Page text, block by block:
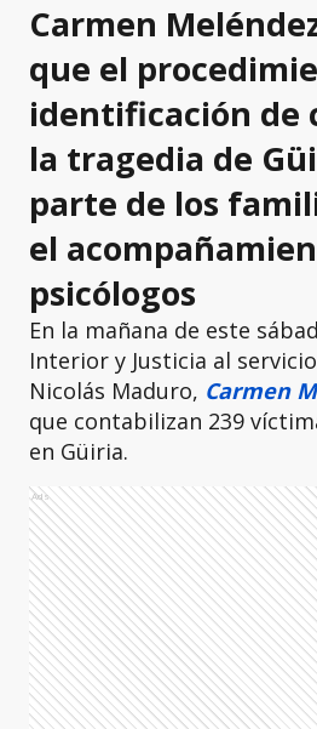
Carmen
que el
identificación de
la tragedia de
parte de los
el
psicólogos
En la mañana de este
Interior y Justicia al
Nicolás Maduro, Carmen
que contabilizan 239
en Güiria.
Ads